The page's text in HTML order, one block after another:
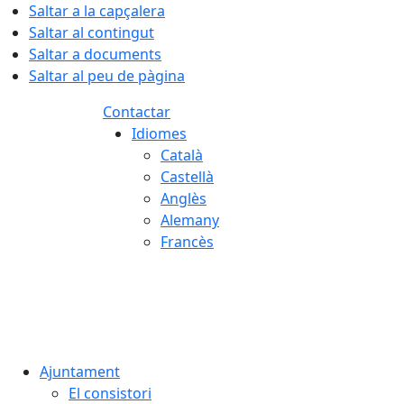
Saltar a la capçalera
Saltar al contingut
Saltar a documents
Saltar al peu de pàgina
Contactar
Idiomes
Català
Castellà
Anglès
Alemany
Francès
Ajuntament
El consistori